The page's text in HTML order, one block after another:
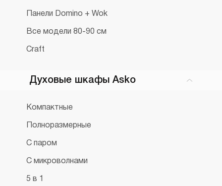
Панели Domino + Wok
Все модели 80-90 см
Craft
Духовые шкафы Asko
Компактные
Полноразмерные
С паром
С микроволнами
5 в 1